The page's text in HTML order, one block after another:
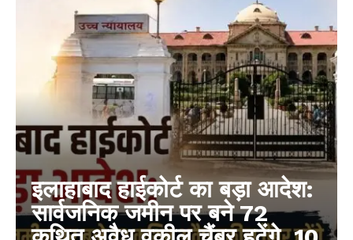
इलाहाबाद हाईकोर्ट का बड़ा आदेश:
सार्वजनिक जमीन पर बने 72